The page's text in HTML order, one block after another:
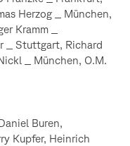
Herzog _ München,
Kramm _
_ Stuttgart, Richard
_ München, O.M.
Buren,
Kupfer, Heinrich